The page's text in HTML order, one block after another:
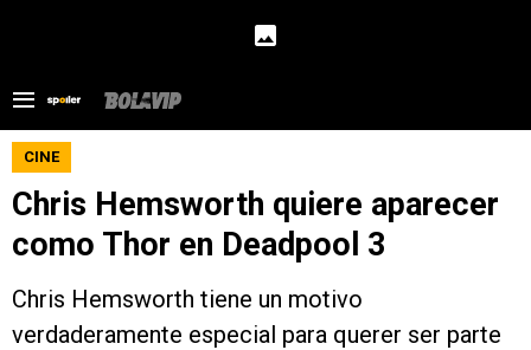
CINE
Chris Hemsworth quiere aparecer
como Thor en Deadpool 3
Chris Hemsworth tiene un motivo
verdaderamente especial para querer ser parte